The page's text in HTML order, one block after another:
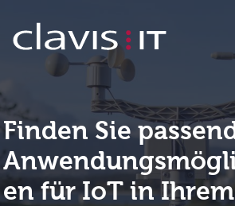
Finden Sie
en für IoT in Ihrem